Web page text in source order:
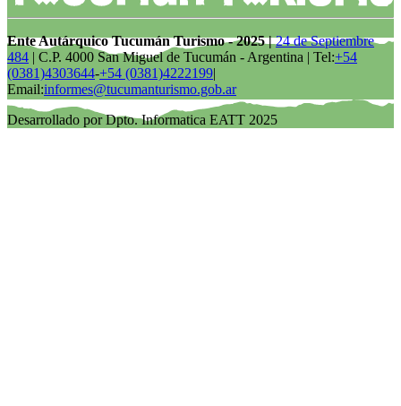
Ente Autárquico Tucumán Turismo - 2025 |24 de Septiembre
484 | C.P. 4000 San Miguel de Tucumán - Argentina | Tel:+54
(0381)4303644-+54 (0381)4222199|
Email:informes@tucumanturismo.gob.ar
Desarrollado por Dpto. Informatica EATT 2025